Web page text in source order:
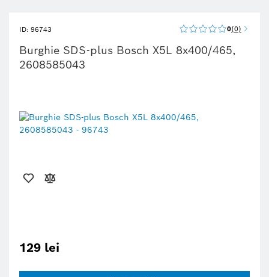
ID: 96743 0 0
Burghie SDS-plus Bosch X5L 8x400/465,
2608585043
129 lei